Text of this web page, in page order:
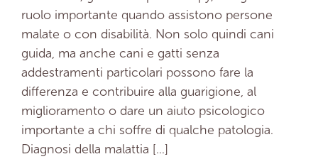
ruolo importante quando assistono persone
malate o con disabilità. Non solo quindi cani
guida, ma anche cani e gatti senza
addestramenti particolari possono fare la
differenza e contribuire alla guarigione, al
miglioramento o dare un aiuto psicologico
importante a chi soffre di qualche patologia.
Diagnosi della malattia [...]